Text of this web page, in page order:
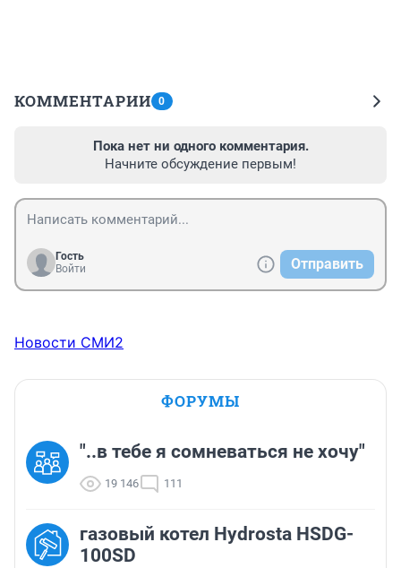
КОММЕНТАРИИ 0
Пока нет ни одного комментария.
Начните обсуждение первым!
Гость
Войти
Отправить
Новости СМИ2
ФОРУМЫ
"..в тебе я сомневаться не хочу"
19 146 111
газовый котел Hydrosta HSDG-
100SD